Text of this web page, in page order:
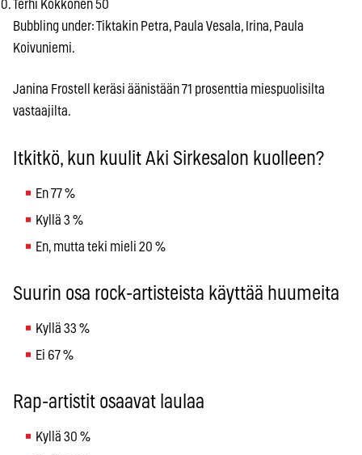
Terhi Kokkonen 50
Bubbling under: Tiktakin Petra, Paula Vesala, Irina, Paula
Koivuniemi.
Janina Frostell keräsi äänistään 71 prosenttia miespuolisilta
vastaajilta.
Itkitkö, kun kuulit Aki Sirkesalon kuolleen?
En 77 %
Kyllä 3 %
En, mutta teki mieli 20 %
Suurin osa rock-artisteista käyttää huumeita
Kyllä 33 %
Ei 67 %
Rap-artistit osaavat laulaa
Kyllä 30 %